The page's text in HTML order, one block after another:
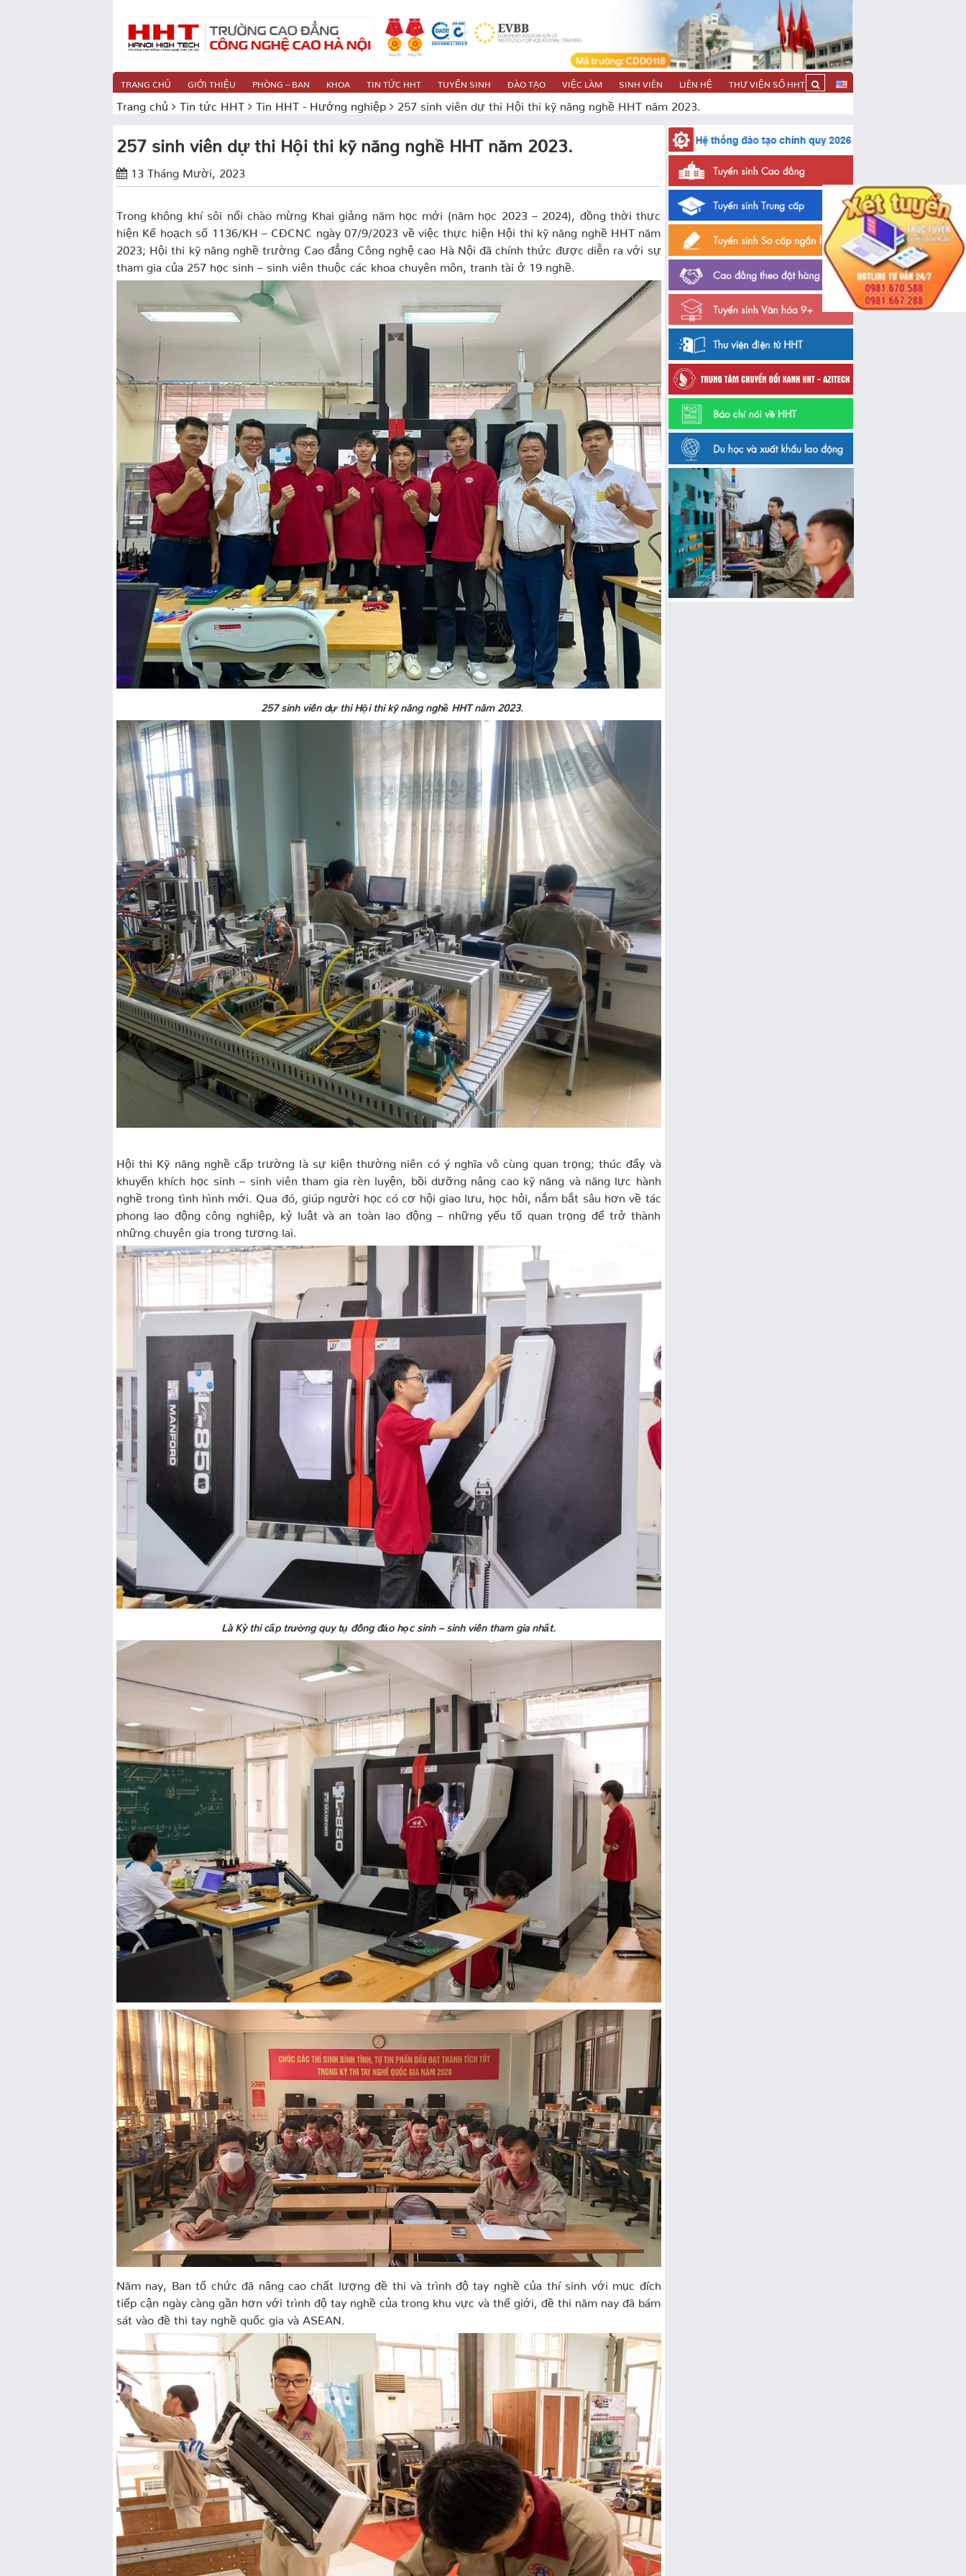
TRANG CHỦ GIỚI THIỆU PHÒNG – BAN KHOA TIN TỨC HHT TUYỂN SINH ĐÀO TẠO VIỆC LÀM SINH VIÊN LIÊN HỆ THƯ VIỆN SỐ HHT
Trang chủ Tin tức HHT Tin HHT - Hướng nghiệp 257 sinh viên dự thi Hội thi kỹ năng nghề HHT năm 2023.
257 sinh viên dự thi Hội thi kỹ năng nghề HHT năm 2023.
13 Tháng Mười, 2023
Trong không khí sôi nổi chào mừng Khai giảng năm học mới (năm học 2023 – 2024), đồng thời thực
hiện Kế hoạch số 1136/KH – CĐCNC ngày 07/9/2023 về việc thực hiện Hội thi kỹ năng nghề HHT năm
2023; Hội thi kỹ năng nghề trường Cao đẳng Công nghệ cao Hà Nội đã chính thức được diễn ra với sự
tham gia của 257 học sinh – sinh viên thuộc các khoa chuyên môn, tranh tài ở 19 nghề.
257 sinh viên dự thi Hội thi kỹ năng nghề HHT năm 2023.
Hội thi Kỹ năng nghề cấp trường là sự kiện thường niên có ý nghĩa vô cùng quan trọng; thúc đẩy và
khuyến khích học sinh – sinh viên tham gia rèn luyện, bồi dưỡng nâng cao kỹ năng và năng lực hành
nghề trong tình hình mới. Qua đó, giúp người học có cơ hội giao lưu, học hỏi, nắm bắt sâu hơn về tác
phong lao động công nghiệp, kỷ luật và an toàn lao động – những yếu tố quan trọng để trở thành
những chuyên gia trong tương lai.
Là Kỳ thi cấp trường quy tụ đông đảo học sinh – sinh viên tham gia nhất.
Năm nay, Ban tổ chức đã nâng cao chất lượng đề thi và trình độ tay nghề của thí sinh với mục đích
tiếp cận ngày càng gần hơn với trình độ tay nghề của trong khu vực và thế giới, đề thi năm nay đã bám
sát vào đề thi tay nghề quốc gia và ASEAN.